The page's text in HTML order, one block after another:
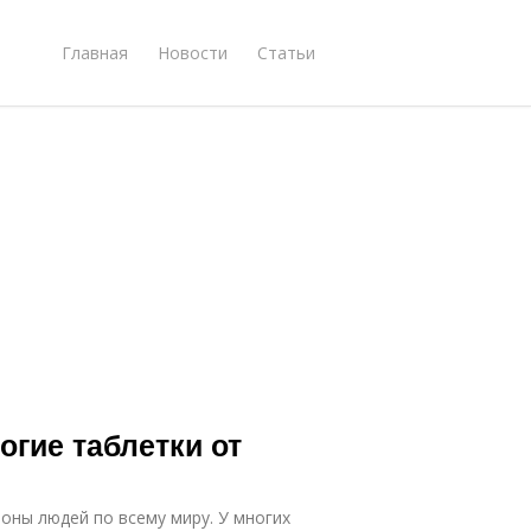
Главная Новости Статьи
таблетки от
людей по всему миру. У многих